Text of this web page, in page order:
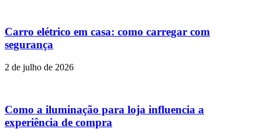
Carro elétrico em casa: como carregar com
segurança
2 de julho de 2026
Como a iluminação para loja influencia a
experiência de compra